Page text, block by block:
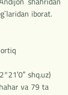
iborat.
shq.uz)
va 79 ta